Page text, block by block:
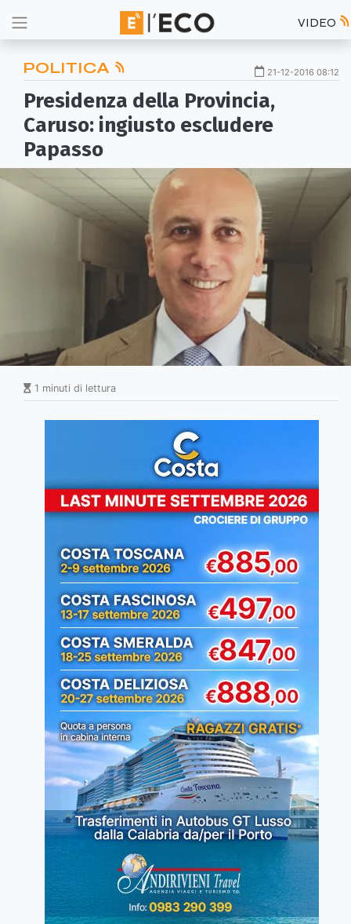
VIDEO
POLITICA 21-12-2016 08:12
Presidenza della Provincia,
Caruso: ingiusto escludere
Papasso
1 minuti di lettura